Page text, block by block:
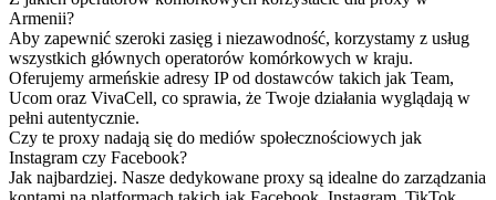
Armenii?
Aby zapewnić szeroki zasięg i niezawodność, korzystamy z usług
wszystkich głównych operatorów komórkowych w kraju.
Oferujemy armeńskie adresy IP od dostawców takich jak Team,
Ucom oraz VivaCell, co sprawia, że Twoje działania wyglądają w
pełni autentycznie.
Czy te proxy nadają się do mediów społecznościowych jak
Instagram czy Facebook?
Jak najbardziej. Nasze dedykowane proxy są idealne do zarządzania